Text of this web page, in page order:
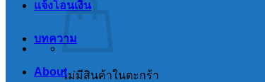
ไม่มีสินค้าในตะกร้า
แจ้งโอนเงิน
บทความ
About